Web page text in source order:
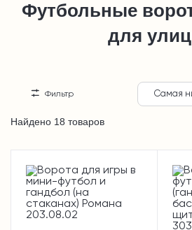
Футбольные
для
Найдено 18 товаров
Фильтр Самая